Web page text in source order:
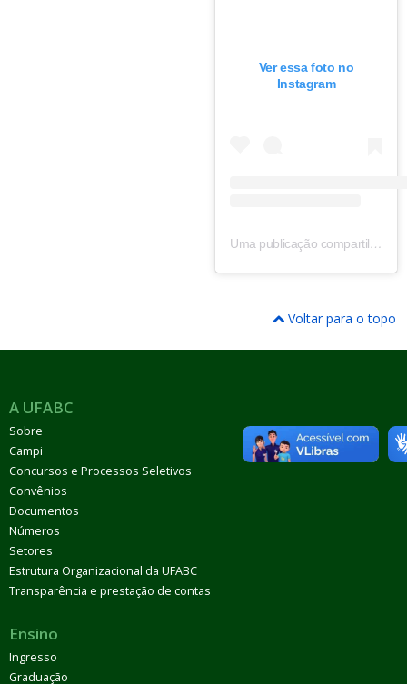
Ver essa foto no
Instagram
Uma publicação compartilhada por Universidade Federal do ABC (@ufabc)
Voltar para o topo
A UFABC
Sobre
Campi
Concursos e Processos Seletivos
Convênios
Documentos
Números
Setores
Estrutura Organizacional da UFABC
Transparência e prestação de contas
Ensino
Ingresso
Graduação